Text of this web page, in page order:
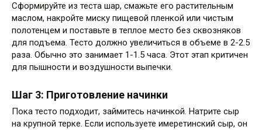
Сформируйте из теста шар, смажьте его растительным
маслом, накройте миску пищевой пленкой или чистым
полотенцем и поставьте в теплое место без сквозняков
для подъема. Тесто должно увеличиться в объеме в 2-2.5
раза. Обычно это занимает 1-1.5 часа. Этот этап критичен
для пышности и воздушности выпечки.
Шаг 3: Приготовление начинки
Пока тесто подходит, займитесь начинкой. Натрите сыр
на крупной терке. Если используете имеретинский сыр, он